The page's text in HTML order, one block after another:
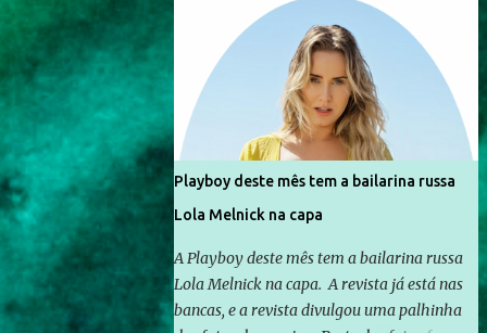
mais e mais pessoas terem acesso a
educação e ao conhecimento. Não sou
Professor, a mais nobre das profissões, mas
tento ser um empreendedor da
comunicação, que além de informação
cotidiana, corriqueira e cada vez mais
preocupantes, do tipo que você já esta
acostumado a ver neste espaço, vou
trabalhar a ideia que possibilite distribuir
consistente a riqueza do conhecimento...
Exemplo: o cidadão brasileiro não precisa só
ser informado sobre operações da Lava Jato,
Playboy deste mês tem a bailarina russa
Lola Melnick na capa
A Playboy deste mês tem a bailarina russa
Lola Melnick na capa. A revista já está nas
bancas, e a revista divulgou uma palhinha